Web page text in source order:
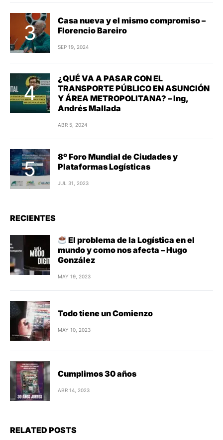
Casa nueva y el mismo compromiso –
Florencio Bareiro
SEP 19, 2024
¿QUÉ VA A PASAR CON EL
TRANSPORTE PÚBLICO EN ASUNCIÓN
Y ÁREA METROPOLITANA? – Ing,
Andrés Mallada
ABR 5, 2024
8º Foro Mundial de Ciudades y
Plataformas Logísticas
JUL 31, 2023
RECIENTES
El problema de la Logística en el
mundo y como nos afecta – Hugo
González
MAY 19, 2023
Todo tiene un Comienzo
MAY 10, 2023
Cumplimos 30 años
ABR 14, 2023
RELATED POSTS